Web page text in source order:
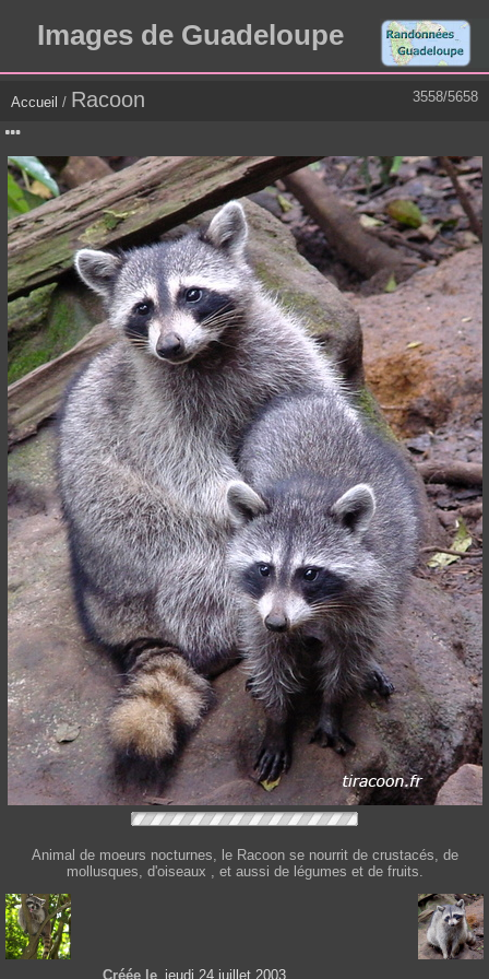
Images de Guadeloupe
3558/5658
Accueil / Racoon
Animal de moeurs nocturnes, le Racoon se nourrit de crustacés, de
mollusques, d'oiseaux , et aussi de légumes et de fruits.
Créée le jeudi 24 juillet 2003